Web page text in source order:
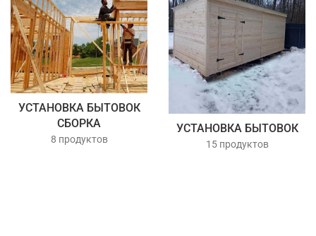
УСТАНОВКА БЫТОВОК
СБОРКА
8 продуктов
УСТАНОВКА БЫТОВОК
15 продуктов